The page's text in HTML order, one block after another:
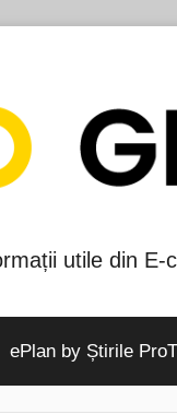
utile din E-
ePlan by Știrile